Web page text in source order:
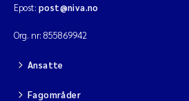
Epost: post@niva.no
Org. nr: 855869942
Ansatte
Fagområder